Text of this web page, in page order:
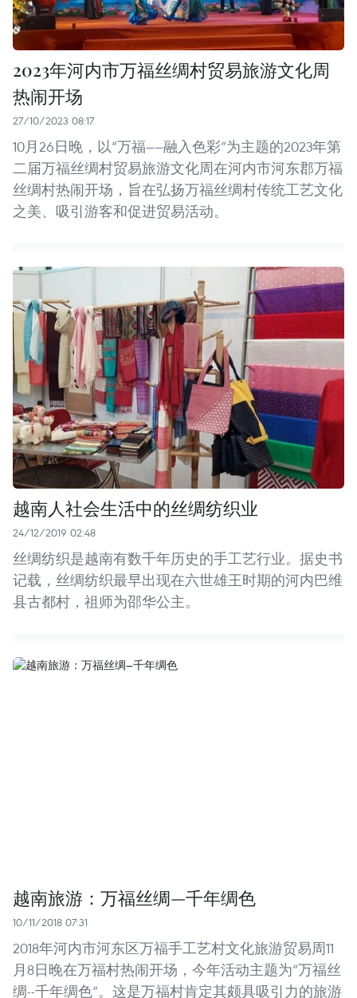
2023年河内市万福丝绸村贸易旅游文化周
热闹开场
27/10/2023 08:17
10月26日晚，以“万福——融入色彩”为主题的2023年第
二届万福丝绸村贸易旅游文化周在河内市河东郡万福
丝绸村热闹开场，旨在弘扬万福丝绸村传统工艺文化
之美、吸引游客和促进贸易活动。
越南人社会生活中的丝绸纺织业
24/12/2019 02:48
丝绸纺织是越南有数千年历史的手工艺行业。据史书
记载，丝绸纺织最早出现在六世雄王时期的河内巴维
县古都村，祖师为邵华公主。
越南旅游：万福丝绸—千年绸色
10/11/2018 07:31
2018年河内市河东区万福手工艺村文化旅游贸易周11
月8日晚在万福村热闹开场，今年活动主题为“万福丝
绸--千年绸色”。这是万福村肯定其颇具吸引力的旅游